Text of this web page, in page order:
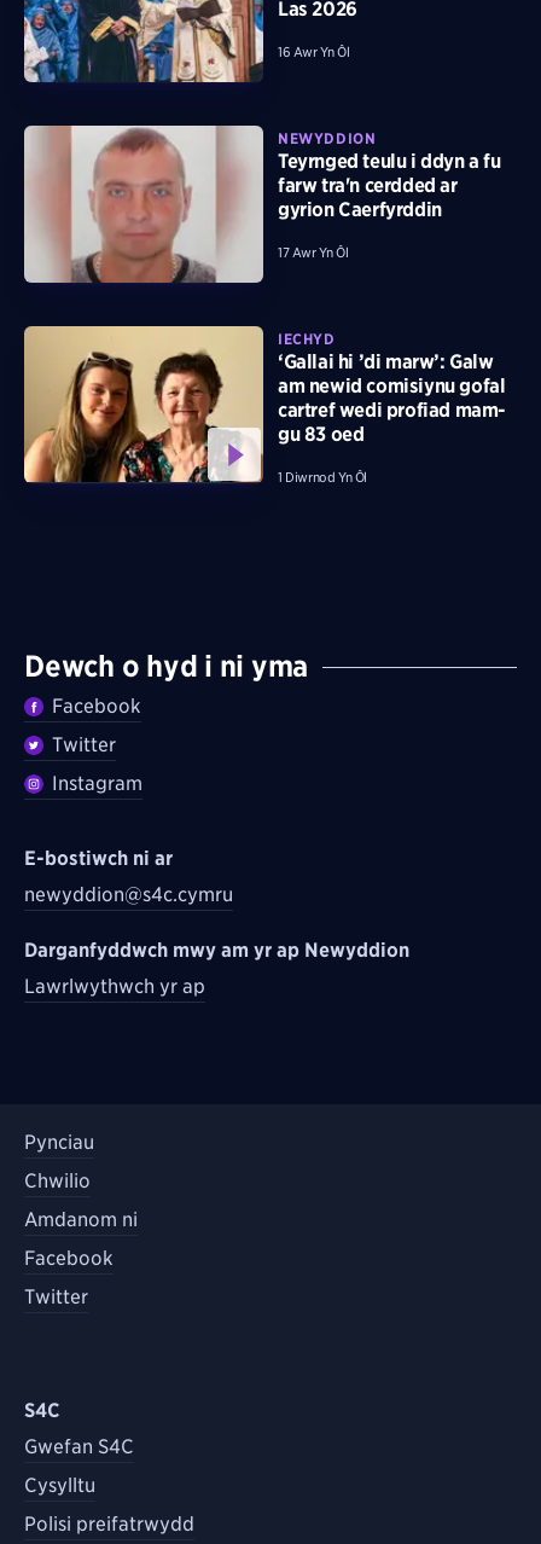
Las 2026
16 Awr Yn Ôl
NEWYDDION
Teyrnged teulu i ddyn a fu
farw tra'n cerdded ar
gyrion Caerfyrddin
17 Awr Yn Ôl
IECHYD
‘Gallai hi ’di marw’: Galw
am newid comisiynu gofal
cartref wedi profiad mam-
gu 83 oed
1 Diwrnod Yn Ôl
Dewch o hyd i ni yma
Facebook
Twitter
Instagram
E-bostiwch ni ar
newyddion@s4c.cymru
Darganfyddwch mwy am yr ap Newyddion
Lawrlwythwch yr ap
Pynciau
Chwilio
Amdanom ni
Facebook
Twitter
S4C
Gwefan S4C
Cysylltu
Polisi preifatrwydd